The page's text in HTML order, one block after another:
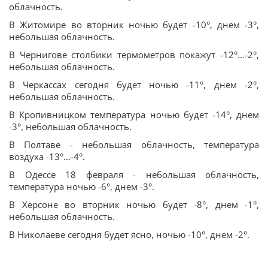
облачность.
В Житомире во вторник ночью будет -10°, днем -3°,
небольшая облачность.
В Чернигове столбики термометров покажут -12°...-2°,
небольшая облачность.
В Черкассах сегодня будет ночью -11°, днем -2°,
небольшая облачность.
В Кропивницком температура ночью будет -14°, днем
-3°, небольшая облачность.
В Полтаве - небольшая облачность, температура
воздуха -13°...-4°.
В Одессе 18 февраля - небольшая облачность,
температура ночью -6°, днем -3°.
В Херсоне во вторник ночью будет -8°, днем -1°,
небольшая облачность.
В Николаеве сегодня будет ясно, ночью -10°, днем -2°.